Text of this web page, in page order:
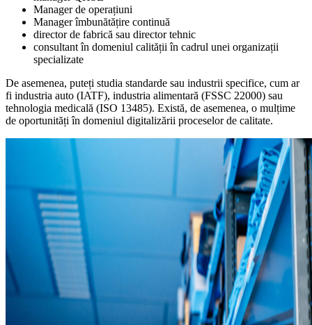
Manager de operațiuni
Manager îmbunătățire continuă
director de fabrică sau director tehnic
consultant în domeniul calității în cadrul unei organizații
specializate
De asemenea, puteți studia standarde sau industrii specifice, cum ar
fi industria auto (IATF), industria alimentară (FSSC 22000) sau
tehnologia medicală (ISO 13485). Există, de asemenea, o mulțime
de oportunități în domeniul digitalizării proceselor de calitate.